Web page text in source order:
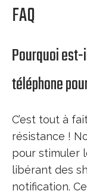
FAQ
Pourquoi
téléphone
C’est tout à
résistance !
pour stimuler
libérant des
notification.